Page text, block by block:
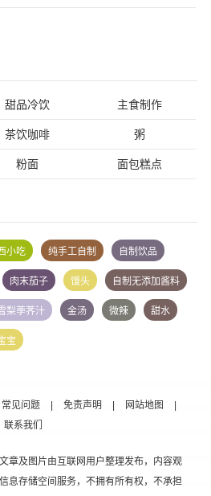
甜品冷饮 主食制作
茶饮咖啡 粥
粉面 面包糕点
小吃 纯手工自制 自制饮品
肉末茄子 馒头 自制无添加酱料
梨荸荠汁 金汤 微辣 甜水
宝
常见问题 | 免责声明 | 网站地图
|
联系我们
章及图片由互联网用户整理发布，内容观
息存储空间服务，不拥有所有权，不承担